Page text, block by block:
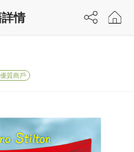
質商戶
情